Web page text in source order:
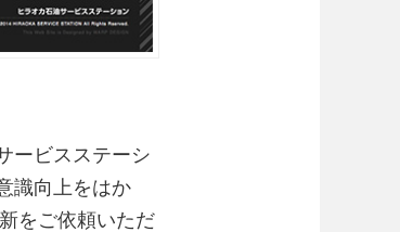
ービスステーシ
識向上をはか
をご依頼いただ